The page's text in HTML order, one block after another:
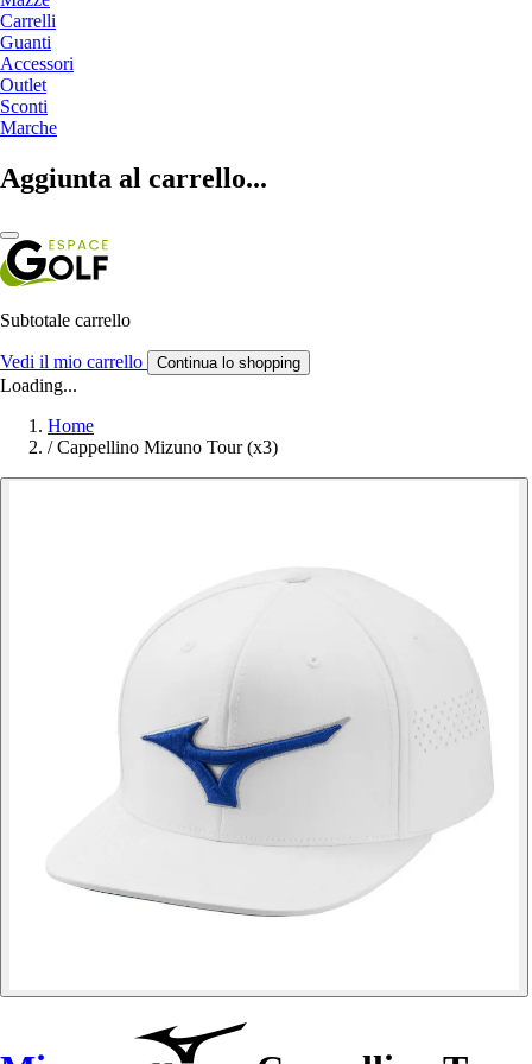
Carrelli
Guanti
Accessori
Outlet
Sconti
Marche
Aggiunta al carrello...
Subtotale carrello
Vedi il mio carrello Continua lo shopping
Loading...
Home
/ Cappellino Mizuno Tour (x3)